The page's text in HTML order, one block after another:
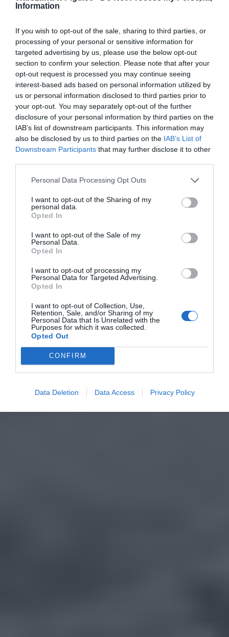
Information
If you wish to opt-out of the sale, sharing to third parties, or
processing of your personal or sensitive information for
targeted advertising by us, please use the below opt-out
section to confirm your selection. Please note that after your
opt-out request is processed you may continue seeing
interest-based ads based on personal information utilized by
us or personal information disclosed to third parties prior to
your opt-out. You may separately opt-out of the further
disclosure of your personal information by third parties on the
IAB’s list of downstream participants. This information may
also be disclosed by us to third parties on the IAB’s List of
Downstream Participants that may further disclose it to other
Personal Data Processing Opt Outs
I want to opt-out of the Sharing of my
personal data.
Opted In
I want to opt-out of the Sale of my
Personal Data.
Opted In
I want to opt-out of processing my
Personal Data for Targeted Advertising.
Opted In
I want to opt-out of Collection, Use,
Retention, Sale, and/or Sharing of my
Personal Data that Is Unrelated with the
Purposes for which it was collected.
Opted Out
CONFIRM
Data Deletion Data Access Privacy Policy